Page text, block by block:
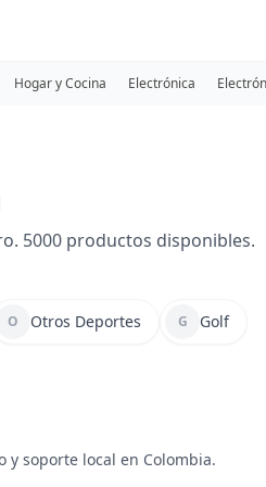
Hogar y Cocina Electrónica
5000 productos disponibles.
O Otros Deportes G Golf
y soporte local en Colombia.